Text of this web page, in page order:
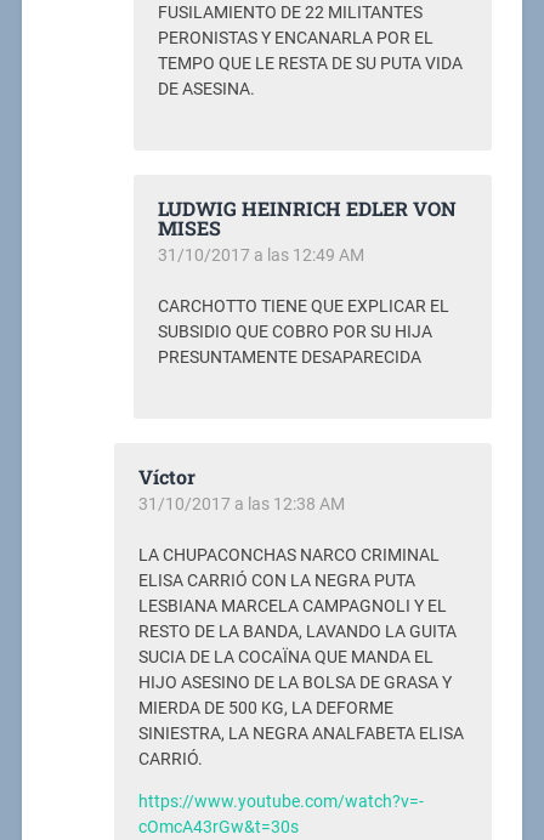
FUSILAMIENTO DE 22 MILITANTES
PERONISTAS Y ENCANARLA POR EL
TEMPO QUE LE RESTA DE SU PUTA VIDA
DE ASESINA.
LUDWIG HEINRICH EDLER VON
MISES
31/10/2017 a las 12:49 AM
CARCHOTTO TIENE QUE EXPLICAR EL
SUBSIDIO QUE COBRO POR SU HIJA
PRESUNTAMENTE DESAPARECIDA
Víctor
31/10/2017 a las 12:38 AM
LA CHUPACONCHAS NARCO CRIMINAL
ELISA CARRIÓ CON LA NEGRA PUTA
LESBIANA MARCELA CAMPAGNOLI Y EL
RESTO DE LA BANDA, LAVANDO LA GUITA
SUCIA DE LA COCAÏNA QUE MANDA EL
HIJO ASESINO DE LA BOLSA DE GRASA Y
MIERDA DE 500 KG, LA DEFORME
SINIESTRA, LA NEGRA ANALFABETA ELISA
CARRIÓ.
https://www.youtube.com/watch?v=-
cOmcA43rGw&t=30s